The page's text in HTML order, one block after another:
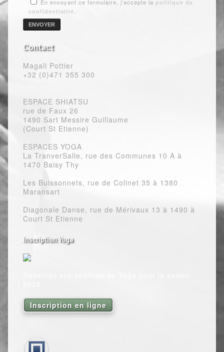
En envoyant ce formulaire, j'accepte la politique de
confidentialité.
Contact
Magali Pottier
+32 (0)471 355 300
ESPACE SHIATSU
rue de Faux 26
1490 Sart Messire Guillaume
(Court St Etienne)
ESPACES YOGA
La TranverSalle, rue des Communes 10 A à
1470 Baisy Thy
Les Buissonnets, rue de Colinet 35 à 1380
Maransart
Diagonale Danse, rue de Mérivaux 13 à 1490 à
Court St Etienne
Inscription Yoga
Inscription en ligne
Moments Pour Moi - Centre de Yoga